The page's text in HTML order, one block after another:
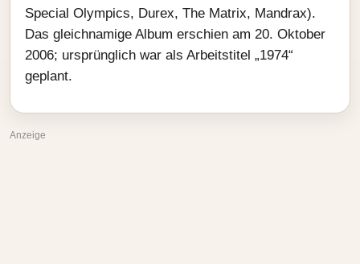
Special Olympics, Durex, The Matrix, Mandrax).
Das gleichnamige Album erschien am 20. Oktober
2006; ursprünglich war als Arbeitstitel „1974“
geplant.
Anzeige